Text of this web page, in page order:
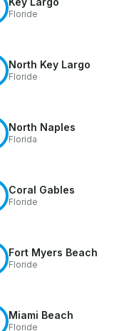
Floride
North Key Largo
Floride
North Naples
Florida
Coral Gables
Floride
Fort Myers Beach
Floride
Miami Beach
Floride